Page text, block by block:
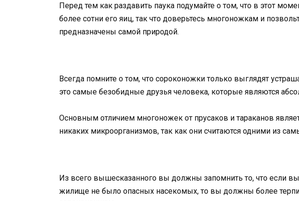
Перед тем как раздавить паука подумайте о том, что в этот
более сотни его яиц, так что доверьтесь многоножкам и
предназначены самой природой.
Всегда помните о том, что сороконожки только выглядят
это самые безобидные друзья человека, которые являются
Основным отличием многоножек от прусаков и тараканов
никаких микроорганизмов, так как они считаются одними из
Из всего вышесказанного вы должны запомнить то, что если
жилище не было опасных насекомых, то вы должны более